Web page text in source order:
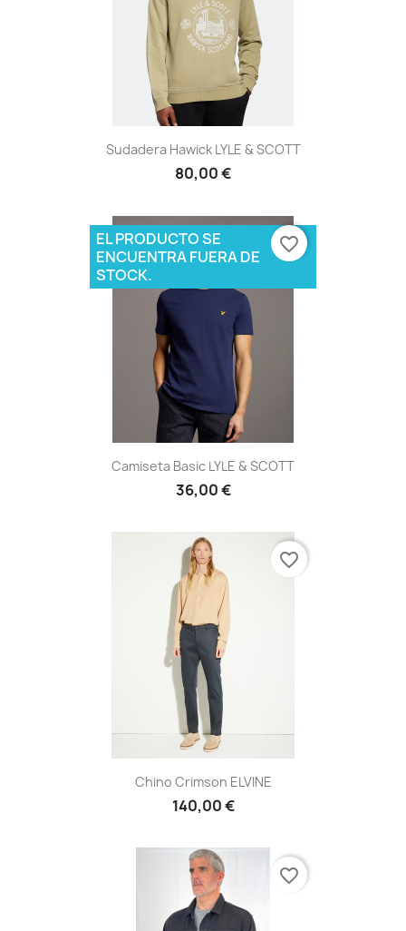
Sudadera Hawick LYLE & SCOTT
80,00 €
Camiseta Basic LYLE & SCOTT
36,00 €
EL PRODUCTO SE
ENCUENTRA FUERA DE
STOCK.
favorite_border
Chino Crimson ELVINE
140,00 €
favorite_border
favorite_border